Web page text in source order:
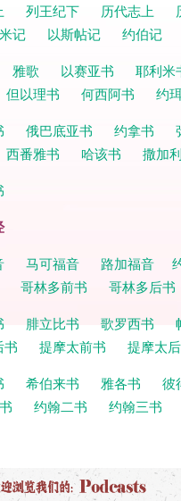
列王纪下 历代志上
记 以斯帖记 约伯记
雅歌 以赛亚书 耶利米
但以理书 何西阿书
约
俄巴底亚书 约拿书
西番雅书 哈该书
撒加
马可福音 路加福音
哥林多前书 哥林多后书
腓立比书 歌罗西书
书
提摩太前书 提摩太
希伯来书 雅各书 彼
约翰二书 约翰三书